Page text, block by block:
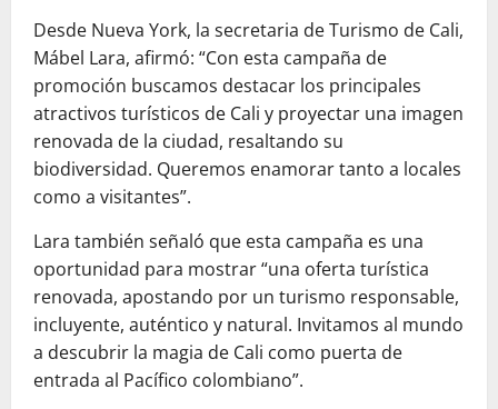
Desde Nueva York, la secretaria de Turismo de Cali,
Mábel Lara, afirmó: “Con esta campaña de
promoción buscamos destacar los principales
atractivos turísticos de Cali y proyectar una imagen
renovada de la ciudad, resaltando su
biodiversidad. Queremos enamorar tanto a locales
como a visitantes”.
Lara también señaló que esta campaña es una
oportunidad para mostrar “una oferta turística
renovada, apostando por un turismo responsable,
incluyente, auténtico y natural. Invitamos al mundo
a descubrir la magia de Cali como puerta de
entrada al Pacífico colombiano”.